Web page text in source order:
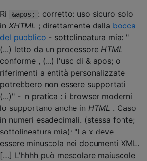
Ri &apos; : corretto: uso sicuro solo
in XHTML ; direttamente dalla bocca
del pubblico - sottolineatura mia: "
(...) letto da un processore HTML
conforme , (...) l'uso di & apos; o
riferimenti a entità personalizzate
potrebbero non essere supportati
(...)" - in pratica : i browser moderni
lo supportano anche in HTML . Caso
in numeri esadecimali. (stessa fonte;
sottolineatura mia): "La x deve
essere minuscola nei documenti XML.
[…] L'hhhh può mescolare maiuscole